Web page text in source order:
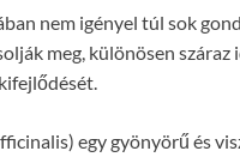
nem igényel túl sok
meg, különösen
egy gyönyörű és